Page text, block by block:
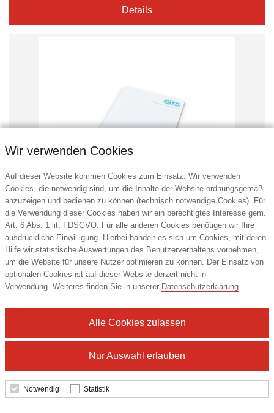
Details
Schreibblock Seiten individuell gestaltbar,
Papierformat/Abheftlochung DIN A5 / ohne,
Blattanzahl 50
ab 1,22 €
Mindestbestellmenge: 50 Stk.
Wir verwenden Cookies
Auf dieser Website kommen Cookies zum Einsatz. Wir verwenden
Cookies, die notwendig sind, um die Inhalte der Website ordnungsgemäß
anzuzeigen und bedienen zu können (technisch notwendige Cookies). Für
die Verwendung dieser Cookies haben wir ein berechtigtes Interesse gem.
Art. 6 Abs. 1 lit. f DSGVO. Für alle anderen Cookies benötigen wir Ihre
ausdrückliche Einwilligung. Hierbei handelt es sich um Cookies, mit deren
Hilfe wir statistische Auswertungen des Benutzerverhaltens vornehmen,
um die Website für unsere Nutzer optimieren zu können. Der Einsatz von
optionalen Cookies ist auf dieser Website derzeit nicht in
Verwendung. Weiteres finden Sie in unserer Datenschutzerklärung.
Nur Auswahl erlauben
Alle Cookies zulassen
Notwendig Statistik